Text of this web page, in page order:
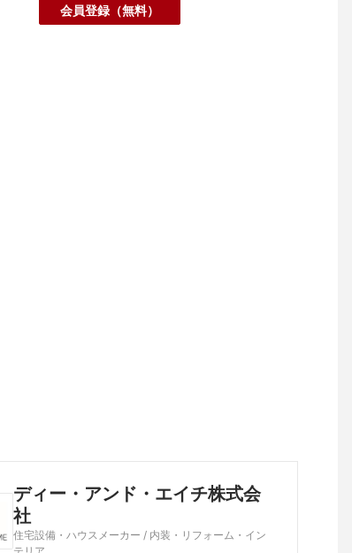
会員登録（無料）
ディー・アンド・エイチ株式会
社
住宅設備・ハウスメーカー / 内装・リフォーム・イン